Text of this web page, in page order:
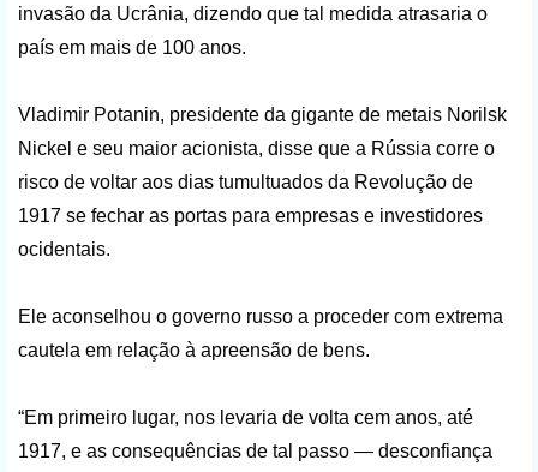
invasão da Ucrânia, dizendo que tal medida atrasaria o
país em mais de 100 anos.
Vladimir Potanin, presidente da gigante de metais Norilsk
Nickel e seu maior acionista, disse que a Rússia corre o
risco de voltar aos dias tumultuados da Revolução de
1917 se fechar as portas para empresas e investidores
ocidentais.
Ele aconselhou o governo russo a proceder com extrema
cautela em relação à apreensão de bens.
“Em primeiro lugar, nos levaria de volta cem anos, até
1917, e as consequências de tal passo — desconfiança